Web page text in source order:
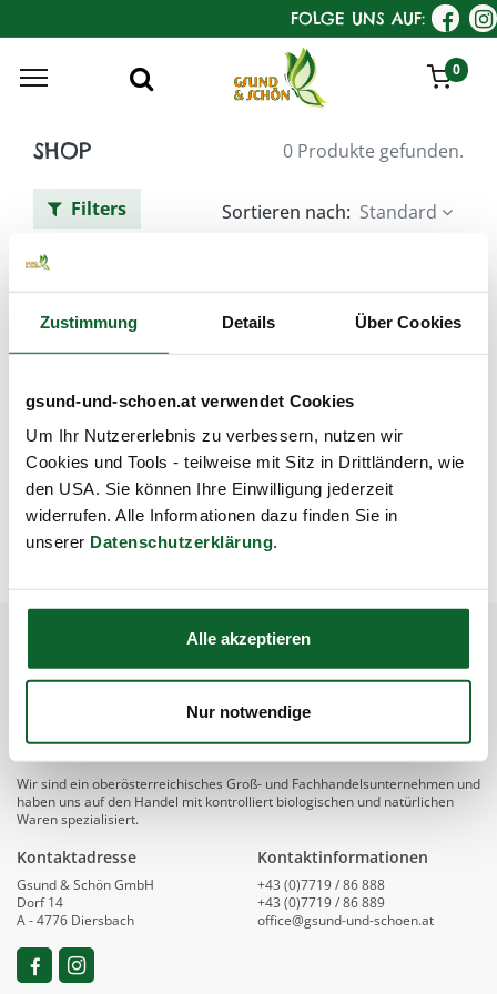
Zustimmung Details Über Cookies
gsund-und-schoen.at verwendet Cookies
Um Ihr Nutzererlebnis zu verbessern, nutzen wir
Cookies und Tools - teilweise mit Sitz in Drittländern, wie
den USA. Sie können Ihre Einwilligung jederzeit
widerrufen. Alle Informationen dazu finden Sie in
unserer Datenschutzerklärung.
Alle akzeptieren
Nur notwendige
FOLGE UNS AUF:
0
SHOP 0 Produkte gefunden.
Filters Sortieren nach: Standard
product!
No product defined in categoryKostKamm /
Haarbürsten klassisch / Drahtbürste
Wir sind ein oberösterreichisches Groß- und Fachhandelsunternehmen und
haben uns auf den Handel mit kontrolliert biologischen und natürlichen
Waren spezialisiert.
Kontaktadresse
Gsund & Schön GmbH
Dorf 14
A - 4776 Diersbach
Kontaktinformationen
+43 (0)7719 / 86 888
+43 (0)7719 / 86 889
office@gsund-und-schoen.at